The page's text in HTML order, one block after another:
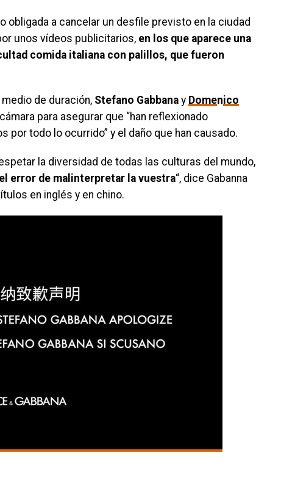
obligada a cancelar un desfile previsto en la ciudad
unos vídeos publicitarios, en los que aparece una
comida italiana con palillos, que fueron
de duración, Stefano Gabbana y Domenico
para asegurar que “han reflexionado
por todo lo ocurrido” y el daño que han causado.
la diversidad de todas las culturas del mundo,
error de malinterpretar la vuestra“, dice Gabanna
en inglés y en chino.